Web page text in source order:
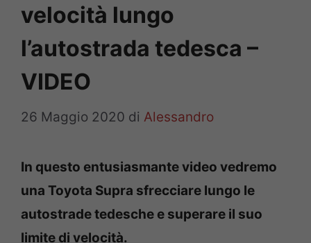
velocità lungo
l’autostrada tedesca –
VIDEO
26 Maggio 2020 di Alessandro
In questo entusiasmante video vedremo
una Toyota Supra sfrecciare lungo le
autostrade tedesche e superare il suo
limite di velocità.